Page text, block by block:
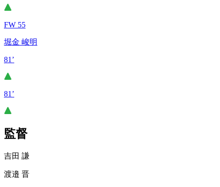
FW 55
堀金 峻明
81’
81’
監督
吉田 謙
渡邉 晋